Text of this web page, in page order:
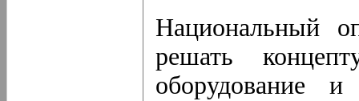
Национальный
решать
оборудование